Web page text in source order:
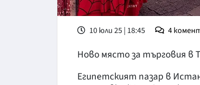
10 юли 25 | 18:45 4
Ново място за търговия в
Египетският пазар в